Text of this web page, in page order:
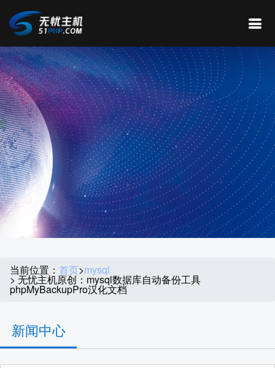
当前位置： 首页>mysql
> 无忧主机原创：mysql数据库自动备份工具
phpMyBackupPro汉化文档
新闻中心